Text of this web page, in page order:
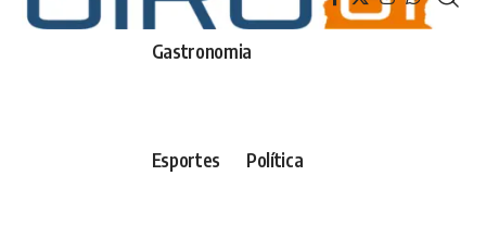
Gastronomia
Esportes Política